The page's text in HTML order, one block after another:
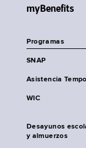
myBenefits
Programas
SNAP
Asistencia
WIC
Desayunos
y almuerzos